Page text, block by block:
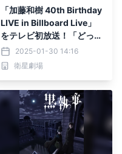
「加藤和樹 40th Birthday
LIVE in Billboard Live」
をテレビ初放送！「どっぷ
り加藤和樹DAY」2月9日
(日)特集放送！CS衛星劇
場
2025-01-30 14:16
衛星劇場